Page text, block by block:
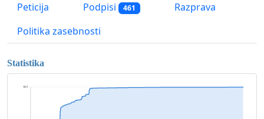
Peticija Podpisi 461
Razprava
Politika zasebnosti
Statistika
461